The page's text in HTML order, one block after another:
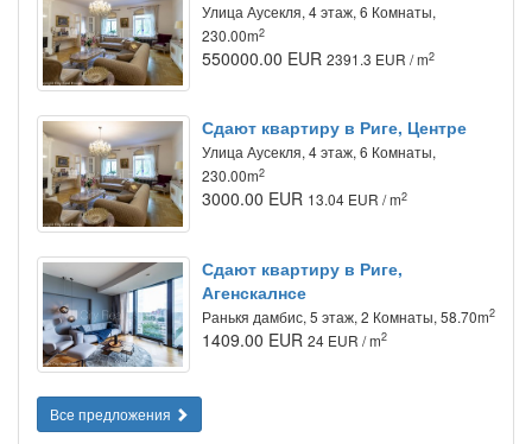
Улица Аусекля, 4 этаж, 6 Комнаты,
230.00m2
550000.00 EUR 2391.3 EUR / m2
Сдают квартиру в Риге, Центре
Улица Аусекля, 4 этаж, 6 Комнаты,
230.00m2
3000.00 EUR 13.04 EUR / m2
Сдают квартиру в Риге,
Агенскалнсе
Ранькя дамбис, 5 этаж, 2 Комнаты, 58.70m2
1409.00 EUR 24 EUR / m2
Все предложения